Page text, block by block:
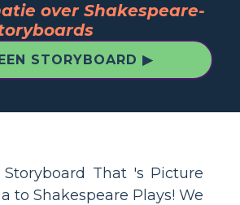
over Shakespeare-
STORYBOARD ▶
That 's Picture
to Shakespeare Plays! We